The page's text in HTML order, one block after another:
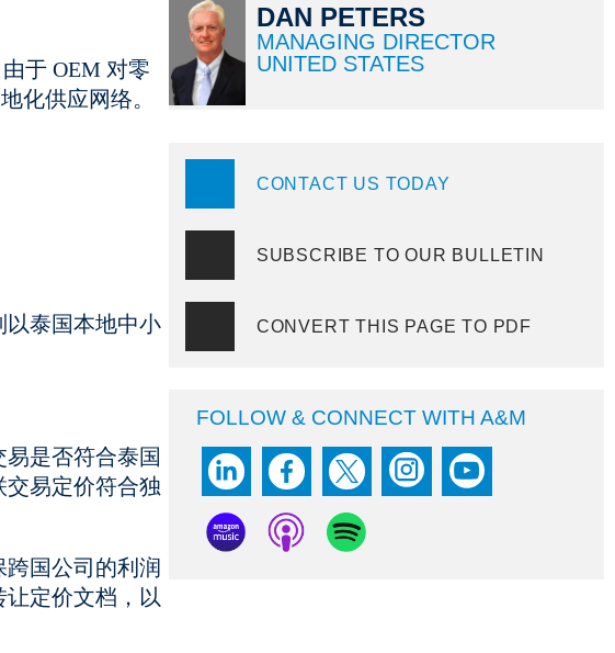
于 OEM 对零
化供应网络。
以泰国本地中小
是否符合泰国
易定价符合独
国公司的利润
定价文档，以
DAN PETERS
MANAGING DIRECTOR
UNITED STATES
CONTACT US TODAY
SUBSCRIBE TO OUR BULLETIN
CONVERT THIS PAGE TO PDF
FOLLOW & CONNECT WITH A&M